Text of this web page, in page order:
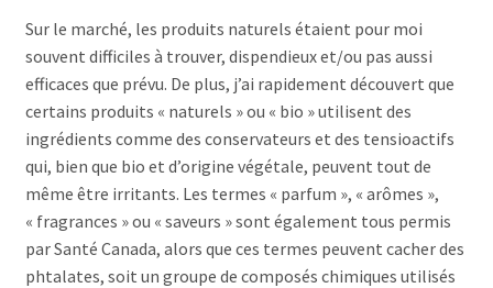
Sur le marché, les produits naturels étaient pour moi
souvent difficiles à trouver, dispendieux et/ou pas aussi
efficaces que prévu. De plus, j’ai rapidement découvert que
certains produits « naturels » ou « bio » utilisent des
ingrédients comme des conservateurs et des tensioactifs
qui, bien que bio et d’origine végétale, peuvent tout de
même être irritants. Les termes « parfum », « arômes »,
« fragrances » ou « saveurs » sont également tous permis
par Santé Canada, alors que ces termes peuvent cacher des
phtalates, soit un groupe de composés chimiques utilisés